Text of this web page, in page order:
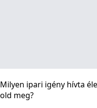
Milyen ipari igény hívta
old meg?